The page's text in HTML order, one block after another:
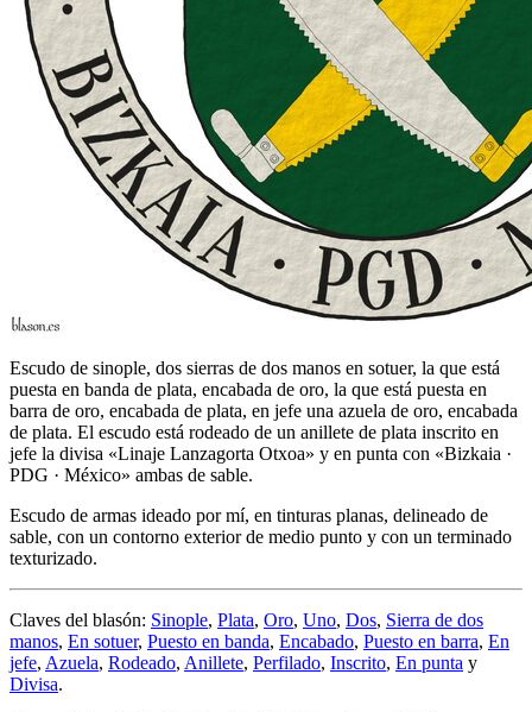
Escudo de sinople, dos sierras de dos manos en sotuer, la que está
puesta en banda de plata, encabada de oro, la que está puesta en
barra de oro, encabada de plata, en jefe una azuela de oro, encabada
de plata. El escudo está rodeado de un anillete de plata inscrito en
jefe la divisa «Linaje Lanzagorta Otxoa» y en punta con «Bizkaia ·
PDG · México» ambas de sable.
Escudo de armas ideado por mí, en tinturas planas, delineado de
sable, con un contorno exterior de medio punto y con un terminado
texturizado.
Claves del blasón: Sinople, Plata, Oro, Uno, Dos, Sierra de dos
manos, En sotuer, Puesto en banda, Encabado, Puesto en barra, En
jefe, Azuela, Rodeado, Anillete, Perfilado, Inscrito, En punta y
Divisa.